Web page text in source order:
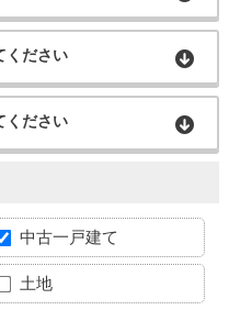
ください
ください
中古一戸建て
土地